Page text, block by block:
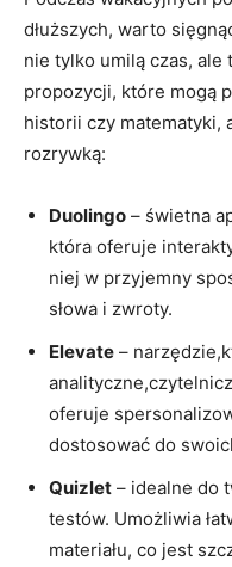
dłuższych, warto
nie tylko umilą czas, ale
propozycji, które mogą
historii czy‌ matematyki,
rozrywką:
Duolingo ‌– świetna
która oferuje
niej ⁤w przyjemny
słowa i zwroty.
Elevate –
oferuje‍
dostosować‌ do
Quizlet – idealne‍ do
testów. Umożliwia
materiału, co jest